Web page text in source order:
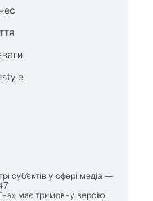
суб’єктів у сфері медіа —
має тримовну версію